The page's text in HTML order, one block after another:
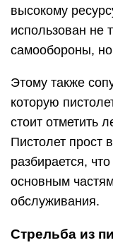
высокому
использован не
самообороны,
Этому также
которую
стоит отметить
Пистолет прост
разбирается,
основным
обслуживания.
Стрельба из